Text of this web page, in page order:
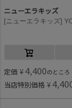
ニューエラキッズ
定価 ¥ 4,400のところ
当店特別価格 ¥